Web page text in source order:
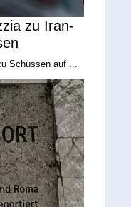
zu Iran-
Schüssen auf ...